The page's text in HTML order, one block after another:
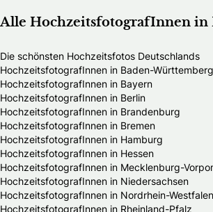
Alle HochzeitsfotografInnen in
Die schönsten Hochzeitsfotos Deutschlands
HochzeitsfotografInnen in Baden-Württemberg
HochzeitsfotografInnen in Bayern
HochzeitsfotografInnen in Berlin
HochzeitsfotografInnen in Brandenburg
HochzeitsfotografInnen in Bremen
HochzeitsfotografInnen in Hamburg
HochzeitsfotografInnen in Hessen
HochzeitsfotografInnen in Mecklenburg-
HochzeitsfotografInnen in Niedersachsen
HochzeitsfotografInnen in Nordrhein-Westfalen
HochzeitsfotografInnen in Rheinland-Pfalz